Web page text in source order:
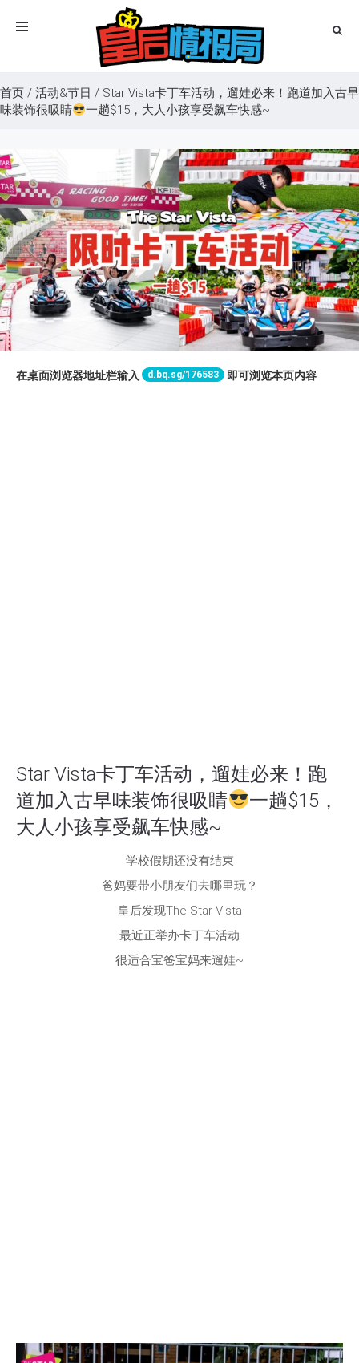
Toggle
首页 / 活动&节日 / Star Vista卡丁车活动，遛娃必来！跑道加入古早
味装饰很吸睛
一趟$15，大人小孩享受飙车快感~
在桌面浏览器地址栏输入 d.bq.sg/176583 即可浏览本页内容
Star Vista卡丁车活动，遛娃必来！跑
道加入古早味装饰很吸睛
一趟$15，
大人小孩享受飙车快感~
学校假期还没有结束
爸妈要带小朋友们去哪里玩？
皇后发现The Star Vista
最近正举办卡丁车活动
很适合宝爸宝妈来遛娃~